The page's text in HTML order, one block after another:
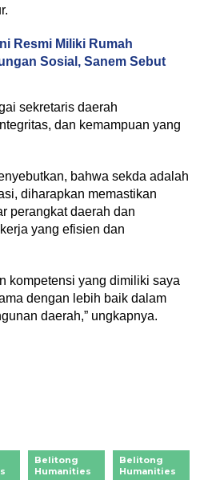
Resmi Miliki Rumah
Sosial, Sanem Sebut
sekretaris daerah
dan kemampuan yang
bahwa sekda adalah
diharapkan memastikan
perangkat daerah dan
yang efisien dan
kompetensi yang dimiliki saya
dengan lebih baik dalam
daerah,” ungkapnya.
Belitong
Humanities
Belitong
Humanities